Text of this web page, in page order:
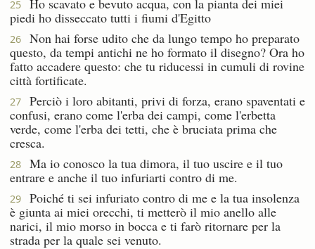
25
Ho scavato e bevuto acqua, con la pianta dei miei
piedi ho disseccato tutti i fiumi d'Egitto
26
Non hai forse udito che da lungo tempo ho preparato
questo, da tempi antichi ne ho formato il disegno? Ora ho
fatto accadere questo: che tu riducessi in cumuli di rovine
città fortificate.
27
Perciò i loro abitanti, privi di forza, erano spaventati e
confusi, erano come l'erba dei campi, come l'erbetta
verde, come l'erba dei tetti, che è bruciata prima che
cresca.
28
Ma io conosco la tua dimora, il tuo uscire e il tuo
entrare e anche il tuo infuriarti contro di me.
29
Poiché ti sei infuriato contro di me e la tua insolenza
è giunta ai miei orecchi, ti metterò il mio anello alle
narici, il mio morso in bocca e ti farò ritornare per la
strada per la quale sei venuto.